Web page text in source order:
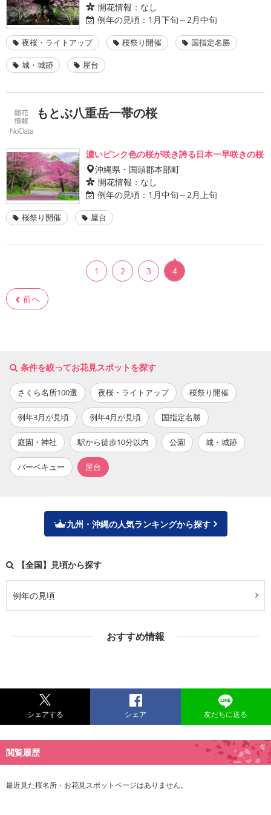
開花情報： なし
例年の見頃： 1月下旬～2月中旬
夜桜・ライトアップ 桜祭り開催 国指定名勝
城・城跡 屋台
もとぶ八重岳一帯の桜
濃いピンク色の桜が咲き誇る日本一早咲きの桜
沖縄県・国頭郡本部町
開花情報： なし
例年の見頃： 1月中旬～2月上旬
桜祭り開催 屋台
前へ
1 2 3 4
条件を絞ってお花見スポットを探す
さくら名所100選 夜桜・ライトアップ 桜祭り開催
例年3月が見頃 例年4月が見頃 国指定名勝
庭園・神社 駅から徒歩10分以内 公園 城・城跡
バーベキュー 屋台
九州・沖縄の人気ランキングから探す
【全国】見頃から探す
例年の見頃
おすすめ情報
シェアする シェア 友だちに送る
閲覧履歴
最近見た桜名所・お花見スポットページはありません。